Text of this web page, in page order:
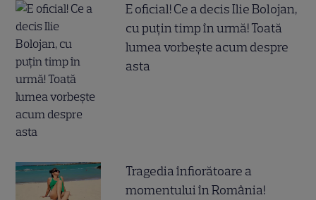
E oficial! Ce a decis Ilie Bolojan,
cu puțin timp în urmă! Toată
lumea vorbește acum despre
asta
Tragedia înfiorătoare a
momentului în România!